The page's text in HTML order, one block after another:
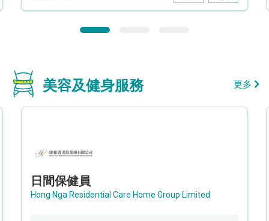
美容及健身服務 更多
日間保健員
Hong Nga Residential Care Home Group Limited